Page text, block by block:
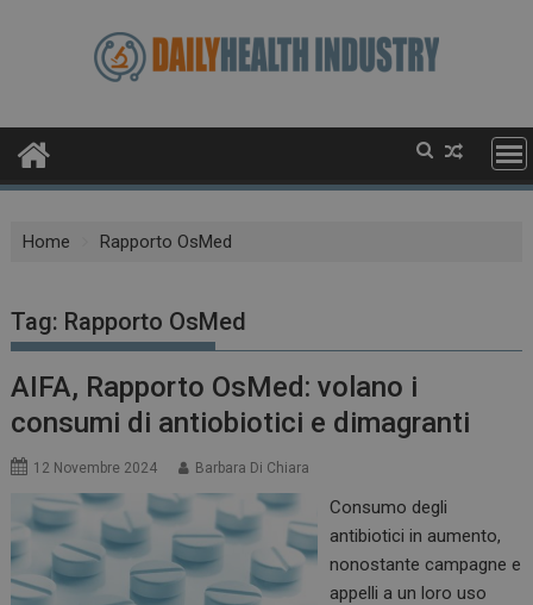
Home Rapporto OsMed
Tag: Rapporto OsMed
AIFA, Rapporto OsMed: volano i
consumi di antiobiotici e dimagranti
12 Novembre 2024 Barbara Di Chiara
Consumo degli
antibiotici in aumento,
nonostante campagne e
appelli a un loro uso